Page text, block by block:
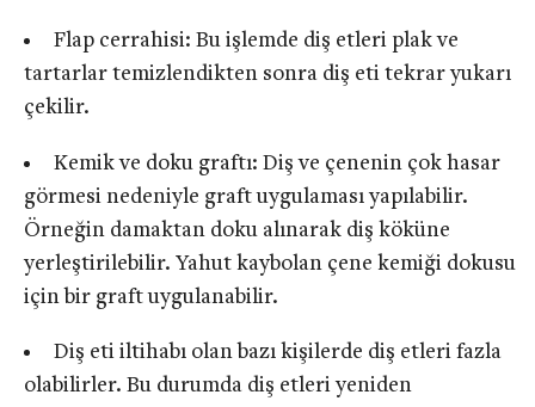
Flap cerrahisi: Bu işlemde diş etleri plak ve
tartarlar temizlendikten sonra diş eti tekrar yukarı
çekilir.
Kemik ve doku graftı: Diş ve çenenin çok hasar
görmesi nedeniyle graft uygulaması yapılabilir.
Örneğin damaktan doku alınarak diş köküne
yerleştirilebilir. Yahut kaybolan çene kemiği dokusu
için bir graft uygulanabilir.
Diş eti iltihabı olan bazı kişilerde diş etleri fazla
olabilirler. Bu durumda diş etleri yeniden